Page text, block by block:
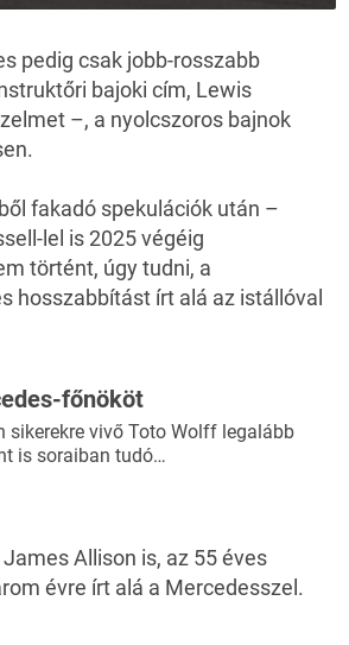
pedig csak jobb-rosszabb
bajoki cím, Lewis
–, a nyolcszoros bajnok
fakadó spekulációk után –
lel is 2025 végéig
történt, úgy tudni, a
hosszabbítást írt alá az istállóval
főnököt
sikerekre vivő Toto Wolff legalább
is soraiban tudó…
Allison is, az 55 éves
évre írt alá a Mercedesszel.